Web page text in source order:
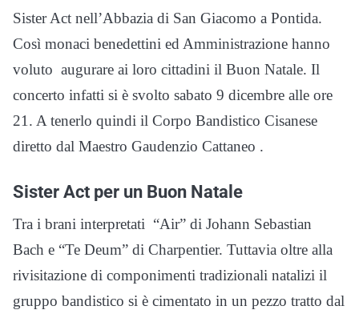
Sister Act nell’Abbazia di San Giacomo a Pontida.
Così monaci benedettini ed Amministrazione hanno
voluto augurare ai loro cittadini il Buon Natale. Il
concerto infatti si è svolto sabato 9 dicembre alle ore
21. A tenerlo quindi il Corpo Bandistico Cisanese
diretto dal Maestro Gaudenzio Cattaneo .
Sister Act per un Buon Natale
Tra i brani interpretati “Air” di Johann Sebastian
Bach e “Te Deum” di Charpentier. Tuttavia oltre alla
rivisitazione di componimenti tradizionali natalizi il
gruppo bandistico si è cimentato in un pezzo tratto dal